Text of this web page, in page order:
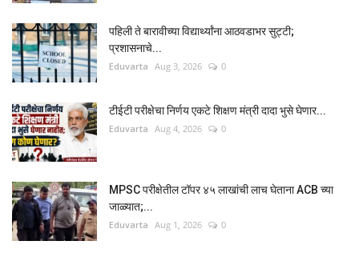
पहिली ते बारावीच्या विद्यार्थ्यांना आठवडाभर सुट्टी;
प्रशासनाचे...
Eduvarta Aug 3, 2026 0
टीईटी परीक्षेचा निर्णय एकटे शिक्षण मंत्री दादा भुसे घेणार...
Eduvarta Aug 4, 2026 0
MPSC परीक्षेतील टॉपर ४५ लाखांची लाच घेताना ACB च्या
जाळ्यात;...
Eduvarta Aug 1, 2026 0